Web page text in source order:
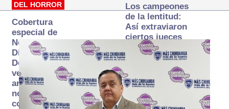
DEL HORROR
Cobertura
especial de
Norte
Digital:
Donde la
verdad
arde… pero
no se
consume
Los campeones
de la lentitud:
Así extraviaron
ciertos jueces
la justicia
expedita